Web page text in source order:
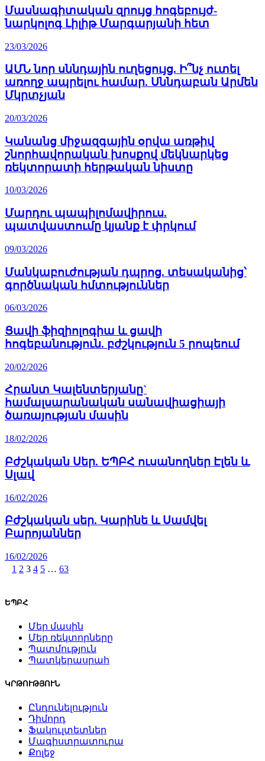
Մասնագիտական զրույց հոգեբույժ-
նարկոլոգ Լիլիթ Մարգարյանի հետ
23/03/2026
ԱՄՆ նոր սննդային ուղեցույց. Ի՞նչ ուտել
առողջ ապրելու համար. Սննդաբան Արմեն
Մկրտչյան
20/03/2026
Կանանց միջազգային օրվա առթիվ
շնորհավորական խոսքով մեկնարկեց
ռեկտորատի հերթական նիստը
10/03/2026
Մարդու պապիլոմավիրուս.
պատվաստումը կյանք է փրկում
09/03/2026
Մանկաբուժության դպրոց. տեսականից՝
գործնական հմտություններ
06/03/2026
Ցավի ֆիզիոլոգիա և ցավի
հոգեբանություն. բժշկություն 5 րոպեում
20/02/2026
Հրանտ Կալենտերյանը`
համալսարանական սանավիացիայի
ծառայության մասին
18/02/2026
Բժշկական Սեր. ԵՊԲՀ ուսանողներ Էլեն և
Սլավ
16/02/2026
Բժշկական սեր. Կարինե և Սամվել
Բարոյաններ
16/02/2026
1 2 3 4 5 … 63
ԵՊԲՀ
Մեր մասին
Մեր ռեկտորները
Պատմություն
Պատկերասրահ
ԿՐԹՈՒԹՅՈՒՆ
Ընդունելություն
Դիմորդ
Ֆակուլտետներ
Մագիստրատուրա
Քոլեջ